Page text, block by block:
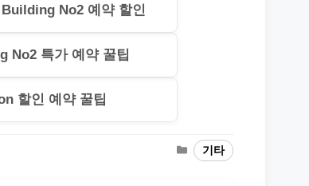
No2 예약 할인
No2 특가 예약 꿀팁
할인 예약 꿀팁
Categories
기타